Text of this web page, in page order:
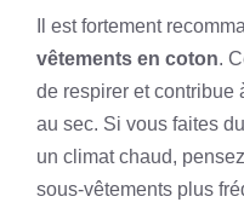
Il est fortement
vêtements en coton.
de respirer et contribue
au sec. Si vous faites
un climat chaud,
sous-vêtements plus